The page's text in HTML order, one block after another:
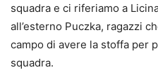
squadra e ci riferiamo a
all’esterno Puczka, ragazzi
campo di avere la stoffa per
squadra.